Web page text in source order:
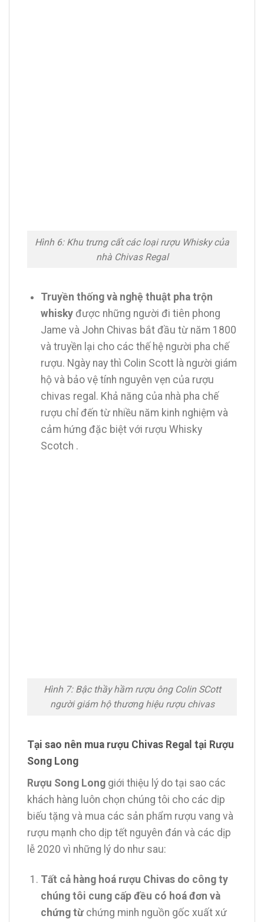
Hình 6: Khu trưng cất các loại rượu Whisky của
nhà Chivas Regal
Truyền thống và nghệ thuật pha trộn
whiskyđược những người đi tiên phong
Jame và John Chivas bắt đầu từ năm 1800
và truyền lại cho các thế hệ người pha chế
rượu. Ngày nay thì Colin Scott là người giám
hộ và bảo vệ tính nguyên vẹn của rượu
chivas regal. Khả năng của nhà pha chế
rượu chỉ đến từ nhiều năm kinh nghiệm và
cảm hứng đặc biệt với rượu Whisky
Scotch .
Hình 7: Bậc thầy hầm rượu ông Colin SCott
người giám hộ thương hiệu rượu chivas
Tại sao nên mua rượu Chivas Regal tại Rượu
Song Long
Rượu Song Long giới thiệu lý do tại sao các
khách hàng luôn chọn chúng tôi cho các dịp
biếu tặng và mua các sản phẩm rượu vang và
rượu mạnh cho dịp tết nguyên đán và các dịp
lễ 2020 vì những lý do như sau:
Tất cả hàng hoá rượu Chivas do công ty
chúng tôi cung cấp đều có hoá đơn và
chứng từchứng minh nguồn gốc xuất xứ